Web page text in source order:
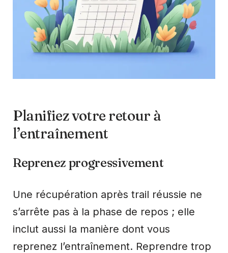
Planifiez votre retour à
l’entraînement
Reprenez progressivement
Une récupération après trail réussie ne
s’arrête pas à la phase de repos ; elle
inclut aussi la manière dont vous
reprenez l’entraînement. Reprendre trop